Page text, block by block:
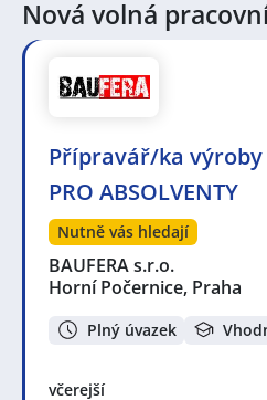
Nová volná
Přípravář/ka výroby
PRO ABSOLVENTY
Nutně vás hledají
BAUFERA s.r.o.
Horní Počernice, Praha
Plný úvazek
včerejší